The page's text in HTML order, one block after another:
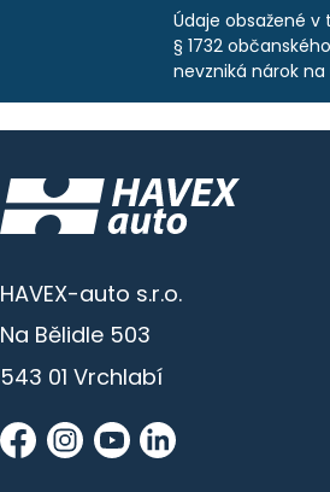
Údaje obsažené
§ 1732
nevzniká nárok
HAVEX-auto s.r.o.
Na Bělidle 503
543 01 Vrchlabí